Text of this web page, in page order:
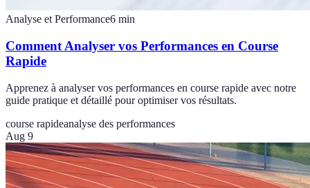
Analyse et Performance6 min
Comment Analyser vos Performances en Course
Rapide
Apprenez à analyser vos performances en course rapide avec notre
guide pratique et détaillé pour optimiser vos résultats.
course rapideanalyse des performances
Aug 9